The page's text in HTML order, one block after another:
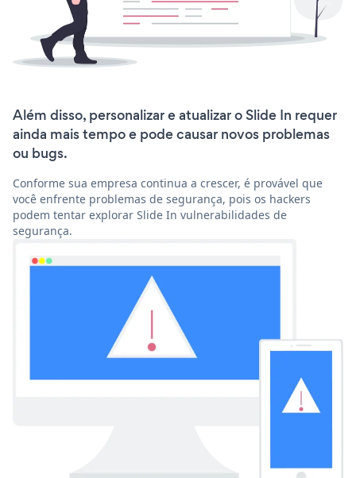
Além disso, personalizar e atualizar o Slide In requer
ainda mais tempo e pode causar novos problemas
ou bugs.
Conforme sua empresa continua a crescer, é provável que
você enfrente problemas de segurança, pois os hackers
podem tentar explorar Slide In vulnerabilidades de
segurança.